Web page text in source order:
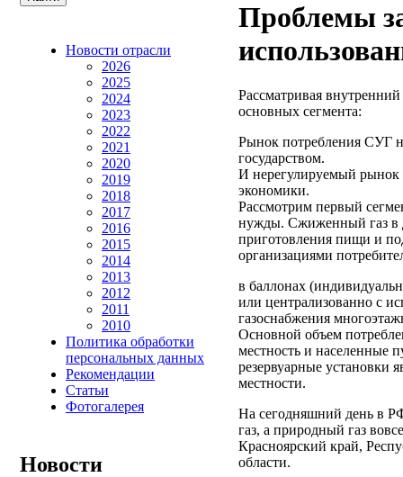
Новости отрасли
2026
2025
2024
2023
2022
2021
2020
2019
2018
2017
2016
2015
2014
2013
2012
2011
2010
Политика обработки
персональных данных
Рекомендации
Статьи
Фотогалерея
Новости
Проблемы
Рассматривая
основных сегмента:
Рынок потребления СУГ
государством.
И нерегулируемый рынок
экономики.
Рассмотрим первый
нужды. Сжиженный газ в
приготовления пищи и
организациями
в баллонах
или централизованно с
газоснабжения
Основной объем
местность и населенные
резервуарные установки
местности.
На сегодняшний день в
газ, а природный газ
Красноярский край,
области.